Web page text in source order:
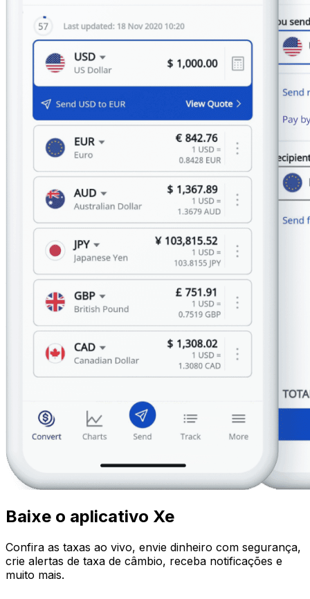
Baixe o aplicativo Xe
Confira as taxas ao vivo, envie dinheiro com segurança,
crie alertas de taxa de câmbio, receba notificações e
muito mais.